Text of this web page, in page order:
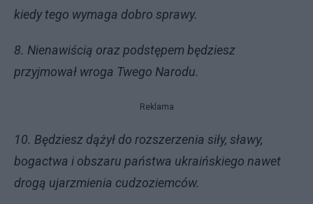
kiedy tego wymaga dobro sprawy.
8. Nienawiścią oraz podstępem będziesz
przyjmował wroga Twego Narodu.
Reklama
10. Będziesz dążył do rozszerzenia siły, sławy,
bogactwa i obszaru państwa ukraińskiego nawet
drogą ujarzmienia cudzoziemców.